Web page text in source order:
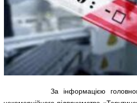
За інформацією головного